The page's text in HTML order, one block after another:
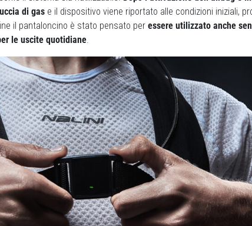
di gas e il dispositivo viene riportato alle condizioni iniziali,
il pantaloncino è stato pensato per essere utilizzato anche
le uscite quotidiane.